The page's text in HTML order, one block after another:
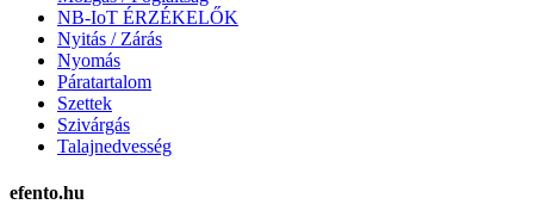
NB-IoT ÉRZÉKELŐK
Nyitás / Zárás
Nyomás
Páratartalom
Szettek
Szivárgás
Talajnedvesség
efento.hu